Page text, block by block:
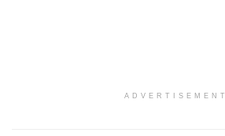
ADVERTISEMENT